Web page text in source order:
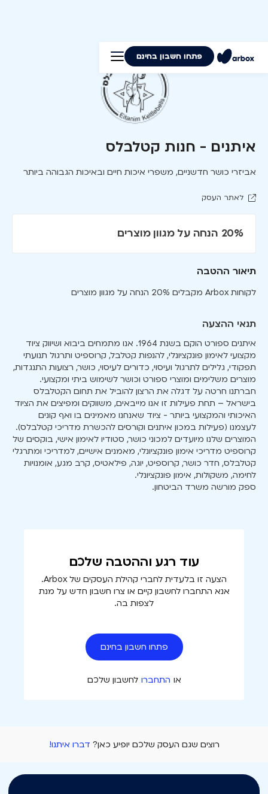
פתחו חשבון בחינם
איתנים - חנות קטלבלס
אביזרי כושר חדשניים, משפרי איכות חיים ובאיכות הגבוהה ביותר
לאתר העסק
20% הנחה על מגוון מוצרים
תיאור ההטבה
לקוחות Arbox מקבלים 20% הנחה על מגוון מוצרים
תנאי ההצעה
איתנים ספורט הוקם בשנת 1964. אנו מתמחים ביבוא ושיווק ציוד
מקצועי לאימון פונקציונלי, להנפות קטלבל, קרוספיט ותרגול תנועתי
תפקודי, גלילים לתרגול ועיסוי, כדורים לעיסוי, כושר, רצועות התנגדות,
מוצרים משלימים ומוצרי ספורט וכושר לשימוש ביתי ומקצועי.
חברתנו חרטה על דגלה את הרצון להוביל את תחום הקטלבלס
בישראל – תחת פעילות זו אנו מייבאים, משווקים ומפיצים את הציוד
האיכותי והמקצועי ביותר - ציוד שאנחנו מאמינים בו ואף קונים
לעצמנו (פעילות במכון איתנים וקורסים להכשרת מדריכי קטלבלס).
המוצרים שלנו מיועדים למכוני כושר, סטודיו לאימון אישי, בוקסים של
קרוספיט מדריכי אימון פונקציונלי, מאמנים אישיים, למדריכי ומתרגלי
קטלבלס, חדר כושר, קרוספיט, יוגה, פילאטיס, קרב מגע, אומנויות
לחימה, משקולות, אימון פונקציונלי.
ספק מורשה משרד הביטחון.
עוד רגע וההטבה שלכם
הצעה זו בלעדית לחברי קהילת העסקים של Arbox.
אנא התחברו לחשבון קיים או צרו חשבון חדש על מנת
לצפות בה.
פתחו חשבון בחינם
או התחברו לחשבון שלכם
רוצים שגם העסק שלכם יופיע כאן? דברו איתנו!